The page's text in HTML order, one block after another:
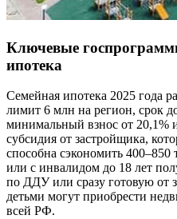
Ключевые
ипотека
Семейная ипотека 2025 года
лимит 6 млн на регион, срок
минимальный взнос от
субсидия от застройщика,
способна сэкономить
или с инвалидом до 18 лет
по ДДУ или сразу готовую от
детьми могут приобрести
всей РФ.